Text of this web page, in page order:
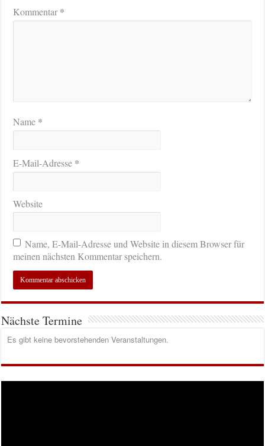
Kommentar*
Name *
E-Mail-Adresse *
Website
Name, E-Mail-Adresse und Website in diesem Browser für
meinen nächsten Kommentar speichern.
Nächste Termine
Es gibt keine bevorstehenden Veranstaltungen.